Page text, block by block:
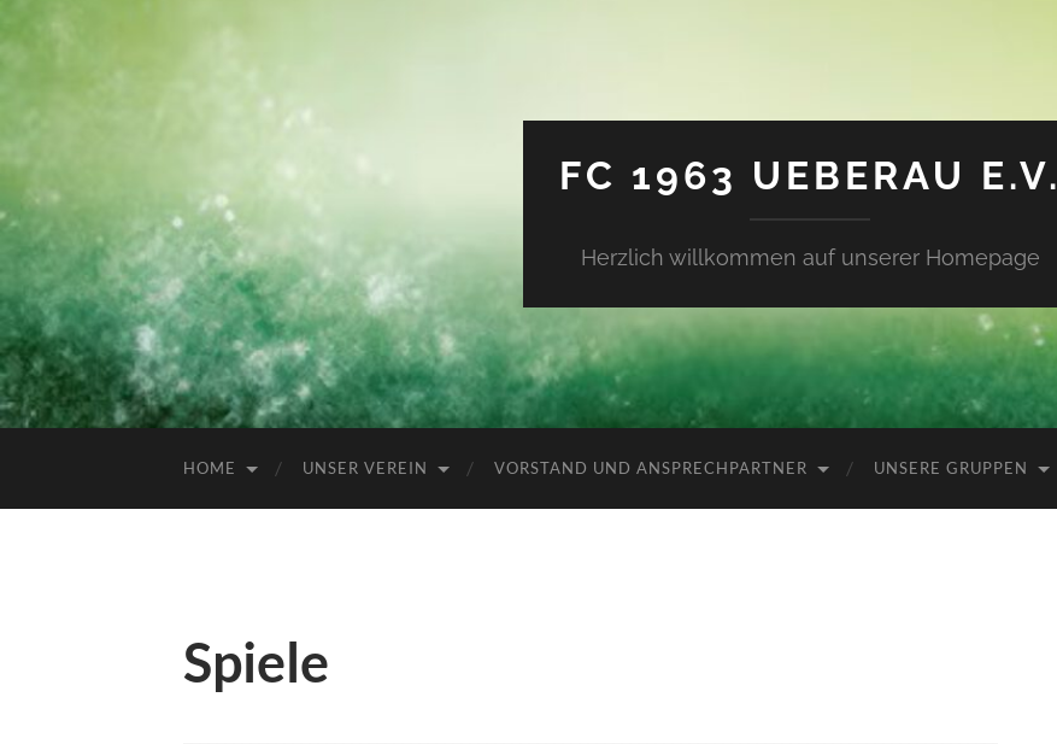
FC 1963 UEBERAU E.V.
Herzlich willkommen auf unserer Homepage
HOME UNSER VEREIN VORSTAND UND ANSPRECHPARTNER UNSERE GRUPPEN
Spiele